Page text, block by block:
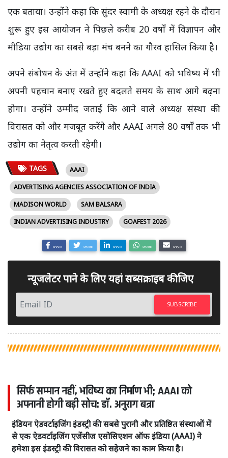
एक बताया। उन्होंने कहा कि सुंदर स्वामी के अध्यक्ष रहने के दौरान
शुरू हुए इस आयोजन ने पिछले करीब 20 वर्षों में विज्ञापन और
मीडिया उद्योग का सबसे बड़ा मंच बनने का गौरव हासिल किया है।
अपने संबोधन के अंत में उन्होंने कहा कि AAAI को भविष्य में भी
अपनी पहचान बनाए रखते हुए बदलते समय के साथ आगे बढ़ना
होगा। उन्होंने उम्मीद जताई कि आने वाले अध्यक्ष संस्था की
विरासत को और मजबूत करेंगे और AAAI अगले 80 वर्षों तक भी
उद्योग का नेतृत्व करती रहेगी।
TAGS
AAAI
ADVERTISING AGENCIES ASSOCIATION OF INDIA
MADISON WORLD
SAM BALSARA
INDIAN ADVERTISING INDUSTRY
GOAFEST 2026
SHARE SHARE SHARE SHARE SHARE
न्यूजलेटर पाने के लिए यहां सब्सक्राइब कीजिए
SUBSCRIBE
सिर्फ सम्मान नहीं, भविष्य का निर्माण भी; AAAI को
अपनानी होगी बड़ी सोच: डॉ. अनुराग बत्रा
इंडियन ऐडवर्टाइजिंग इंडस्ट्री की सबसे पुरानी और प्रतिष्ठित संस्थाओं में
से एक ऐडवर्टाइजिंग एजेंसीज एसोसिएशन ऑफ इंडिया (AAAI) ने
हमेशा इस इंडस्ट्री की विरासत को सहेजने का काम किया है।